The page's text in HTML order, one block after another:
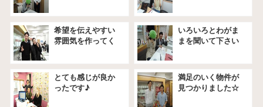
希望を伝えやすい
雰囲気を作ってく
いろいろとわがま
まを聞いて下さい
とても感じが良か
ったです♪
満足のいく物件が
見つかりました☆